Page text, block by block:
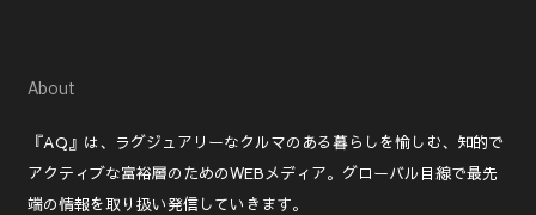
About
『AQ』は、ラグジュアリーなクルマのある暮らしを愉しむ、知的で
アクティブな富裕層のためのWEBメディア。グローバル目線で最先
端の情報を取り扱い発信していきます。